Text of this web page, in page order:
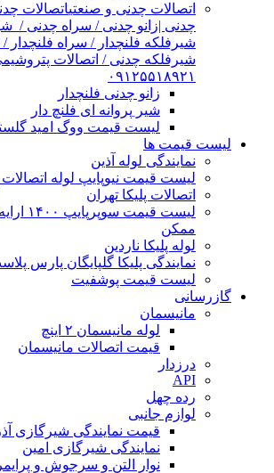
اتصالات چدنی و صنعتیاتصالات
چدنی |زانو چدنی / سراه چدنی /
شیرفلکه فلنچدار / سراه فلنچدار
۰۹۱۲۵۵۱۸۹۲۱
زانو چدنی فلنچدار
شیر پروانه ای فلنچ دار
لیست قیمت ووگ امید
لیست قیمت ها
نمایندگی لوله آذین
لیست قیمت نیوپایپ لوله اتصالات
اتصالات پلیکا تهران
لیست
ممکن
لوله پلیکا ناردین
نمایندگی پلیکا گلپایگان پارس
لیست قیمت پوشفیت
گازرسانی
مانیسمان
لوله مانیسمان ۲ اینچ
قیمت اتصالات مانیسمان
درزدار
API
رده چهل
لوازم جانبی
قیمت نمایندگی شیرگازی آذر
نمایندگی شیرگازی امین
نوار التن و سرجوش و پرایمر